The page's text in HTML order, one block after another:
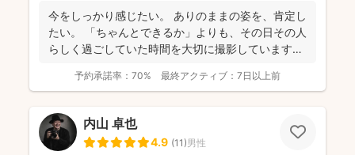
今をしっかり感じたい。 ありのままの姿を、肯定し
たい。 「ちゃんとできるか」よりも、その日その人
らしく過ごしていた時間を大切に撮影しています。
予約承諾率： 70% 最終アクティブ： 7日以上前
内山 卓也
4.9 (11)男性